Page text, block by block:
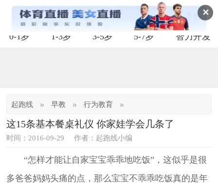
✕
0-1岁 1-3岁 3-5岁 5-7岁 智力开发
起跑线 » 早教 » 行为教育 »
这15条基本餐桌礼仪 你家娃学会几条了
时间：2016-09-29 作者：起跑线小编
“怎样才能让自家宝宝乖乖地吃饭”，这似乎是很
多爸爸妈妈头痛的点，那么宝宝不乖乖吃饭真的是年